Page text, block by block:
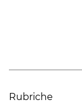
Rubriche